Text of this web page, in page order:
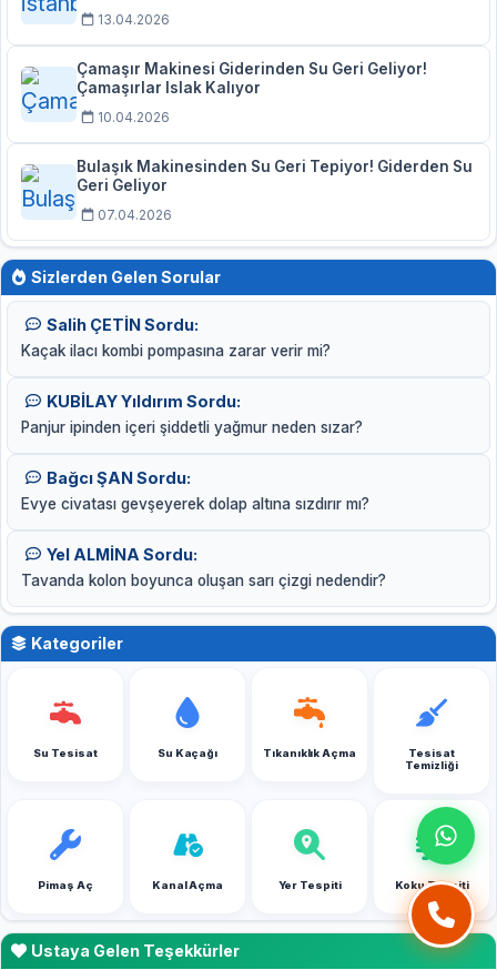
13.04.2026
Çamaşır Makinesi Giderinden Su Geri Geliyor!
Çamaşırlar Islak Kalıyor
10.04.2026
Bulaşık Makinesinden Su Geri Tepiyor! Giderden Su
Geri Geliyor
07.04.2026
Sizlerden Gelen Sorular
Salih ÇETİN Sordu:
Kaçak ilacı kombi pompasına zarar verir mi?
KUBİLAY Yıldırım Sordu:
Panjur ipinden içeri şiddetli yağmur neden sızar?
Bağcı ŞAN Sordu:
Evye civatası gevşeyerek dolap altına sızdırır mı?
Yel ALMİNA Sordu:
Tavanda kolon boyunca oluşan sarı çizgi nedendir?
Kategoriler
Su Tesisat Su Kaçağı Tıkanıklık Açma
Tesisat
Temizliği
Pimaş Aç Kanal Açma Yer Tespiti Koku Tespiti
Ustaya Gelen Teşekkürler